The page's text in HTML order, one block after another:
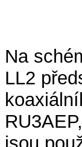
Na
LL2